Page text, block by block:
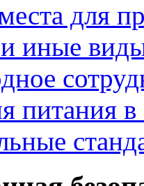
для
иные
питания в